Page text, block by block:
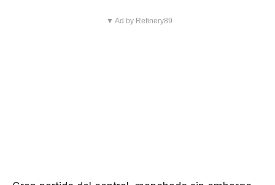
▼ Ad by Refinery89